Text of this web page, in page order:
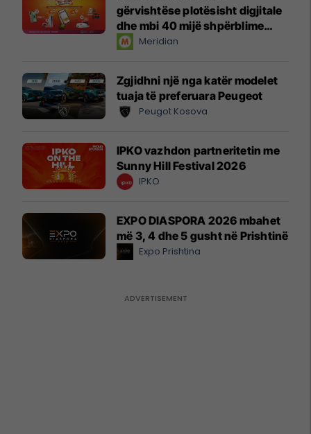
gërvishtëse plotësisht digjitale
dhe mbi 40 mijë shpërblime
instant!Meridian
Zgjidhni një nga katër modelet
tuaja të preferuara Peugeot
Peugot Kosova
IPKO vazhdon partneritetin me
Sunny Hill Festival 2026
IPKO
EXPO DIASPORA 2026 mbahet
më 3, 4 dhe 5 gusht në Prishtinë
Expo Prishtina